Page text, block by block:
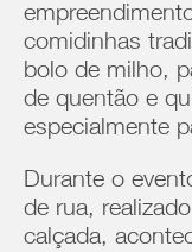
comidinhas
bolo de milho,
de quentão e
especialmente
Durante o
de rua,
calçada,